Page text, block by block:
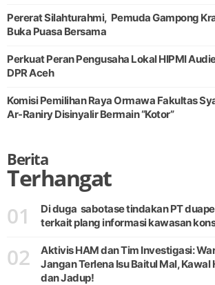
Pererat Silahturahmi, Pemuda Gampong
Buka Puasa Bersama
Perkuat Peran Pengusaha Lokal HIPMI
DPR Aceh
Komisi Pemilihan Raya Ormawa Fakultas
Ar-Raniry Disinyalir Bermain “Kotor”
Berita
Terhangat
01
Di duga sabotase tindakan PT
terkait plang informasi kawasan
02
Aktivis HAM dan Tim Investigasi:
Jangan Terlena Isu Baitul Mal, Kawal
dan Jadup!